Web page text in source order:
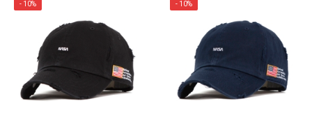
- 10% - 10%